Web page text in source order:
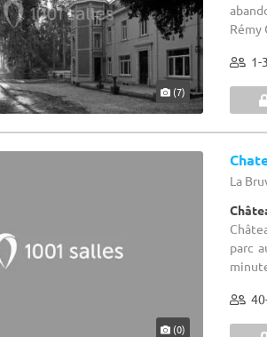
(7)
Rémy
1-
(0)
La
parc